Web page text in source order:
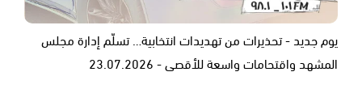
يوم جديد - تحذيرات من تهديدات انتخابية… تسلّم إدارة مجلس
المشهد واقتحامات واسعة للأقصى - 23.07.2026